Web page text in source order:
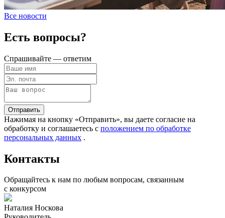
Все новости
Есть вопросы?
Спрашивайте — ответим
Отправить
Нажимая на кнопку «Отправить», вы даете согласие на
обработку и соглашаетесь c положением по обработке
персональных данных .
Контакты
Обращайтесь к нам по любым вопросам, связанным
с конкурсом
Наталия Носкова